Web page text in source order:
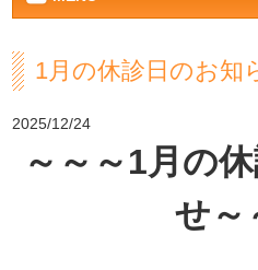
1月の休診日のお
2025/12/24
～～～1月の
せ～